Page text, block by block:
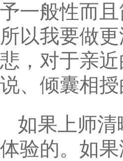
予一般性而
所以我要做
悲，对于亲
说、倾囊相授
如果上师
体验的。如